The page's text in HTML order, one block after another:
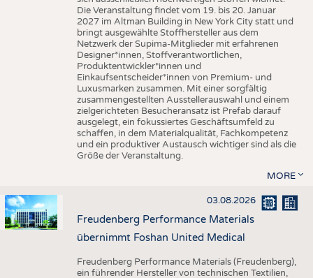
Die Veranstaltung findet vom 19. bis 20. Januar
2027 im Altman Building in New York City statt und
bringt ausgewählte Stoffhersteller aus dem
Netzwerk der Supima-Mitglieder mit erfahrenen
Designer*innen, Stoffverantwortlichen,
Produktentwickler*innen und
Einkaufsentscheider*innen von Premium- und
Luxusmarken zusammen. Mit einer sorgfältig
zusammengestellten Ausstellerauswahl und einem
zielgerichteten Besucheransatz ist Prefab darauf
ausgelegt, ein fokussiertes Geschäftsumfeld zu
schaffen, in dem Materialqualität, Fachkompetenz
und ein produktiver Austausch wichtiger sind als die
Größe der Veranstaltung.
MORE
03.08.2026
Freudenberg Performance Materials
übernimmt Foshan United Medical
Freudenberg Performance Materials (Freudenberg),
ein führender Hersteller von technischen Textilien,